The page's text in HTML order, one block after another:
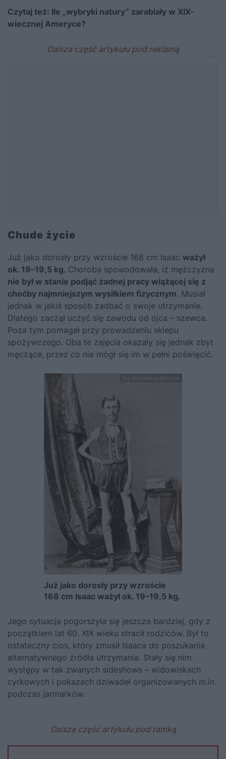
Czytaj też: Ile „wybryki natury” zarabiały w XIX-
wiecznej Ameryce?
Chude życie
Już jako dorosły przy wzroście 168 cm Isaac ważył
ok. 19–19,5 kg. Choroba spowodowała, iż mężczyzna
nie był w stanie podjąć żadnej pracy wiążącej się z
choćby najmniejszym wysiłkiem fizycznym. Musiał
jednak w jakiś sposób zadbać o swoje utrzymanie.
Dlatego zaczął uczyć się zawodu od ojca – szewca.
Poza tym pomagał przy prowadzeniu sklepu
spożywczego. Oba te zajęcia okazały się jednak zbyt
męczące, przez co nie mógł się im w pełni poświęcić.
fot.domena publiczna
Już jako dorosły przy wzroście
168 cm Isaac ważył ok. 19–19,5 kg.
Jego sytuacja pogorszyła się jeszcze bardziej, gdy z
początkiem lat 60. XIX wieku stracił rodziców. Był to
ostateczny cios, który zmusił Isaaca do poszukania
alternatywnego źródła utrzymania. Stały się nim
występy w tak zwanych sideshows – widowiskach
cyrkowych i pokazach dziwadeł organizowanych m.in.
podczas jarmarków.
Dalsza część artykułu pod ramką